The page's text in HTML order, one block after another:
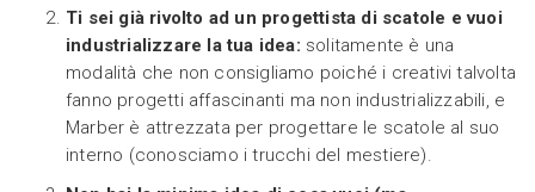
Ti sei già rivolto ad un progettista di scatole e vuoi
industrializzare la tua idea: solitamente è una
modalità che non consigliamo poiché i creativi talvolta
fanno progetti affascinanti ma non industrializzabili, e
Marber è attrezzata per progettare le scatole al suo
interno (conosciamo i trucchi del mestiere).